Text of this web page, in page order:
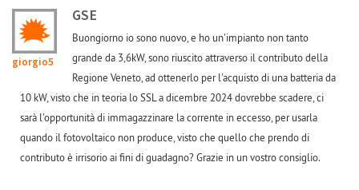
giorgio5
GSE
Buongiorno io sono nuovo, e ho un'impianto non tanto
grande da 3,6kW, sono riuscito attraverso il contributo della
Regione Veneto, ad ottenerlo per l'acquisto di una batteria da
10 kW, visto che in teoria lo SSL a dicembre 2024 dovrebbe scadere, ci
sarà l'opportunità di immagazzinare la corrente in eccesso, per usarla
quando il fotovoltaico non produce, visto che quello che prendo di
contributo è irrisorio ai fini di guadagno? Grazie in un vostro consiglio.